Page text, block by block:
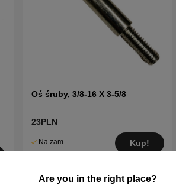
Are you in the right place?
Oś śruby, 3/8-16 X 3-5/8
23PLN
Na zam.
Kup!